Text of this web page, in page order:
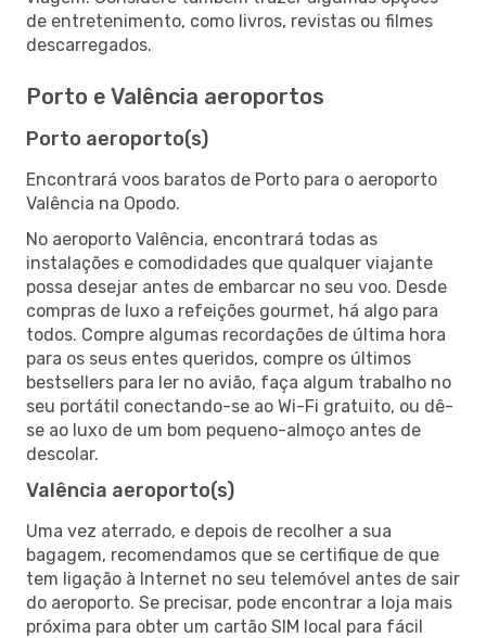
de entretenimento, como livros, revistas ou filmes
descarregados.
Porto e Valência aeroportos
Porto aeroporto(s)
Encontrará voos baratos de Porto para o aeroporto
Valência na Opodo.
No aeroporto Valência, encontrará todas as
instalações e comodidades que qualquer viajante
possa desejar antes de embarcar no seu voo. Desde
compras de luxo a refeições gourmet, há algo para
todos. Compre algumas recordações de última hora
para os seus entes queridos, compre os últimos
bestsellers para ler no avião, faça algum trabalho no
seu portátil conectando-se ao Wi-Fi gratuito, ou dê-
se ao luxo de um bom pequeno-almoço antes de
descolar.
Valência aeroporto(s)
Uma vez aterrado, e depois de recolher a sua
bagagem, recomendamos que se certifique de que
tem ligação à Internet no seu telemóvel antes de sair
do aeroporto. Se precisar, pode encontrar a loja mais
próxima para obter um cartão SIM local para fácil